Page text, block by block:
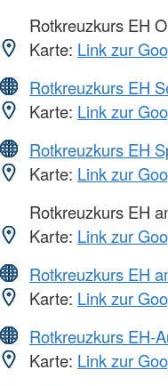
Rotkreuzkurs EH
Karte: Link zur
Rotkreuzkurs EH
Karte: Link zur
Rotkreuzkurs EH
Karte: Link zur
Rotkreuzkurs EH
Karte: Link zur
Rotkreuzkurs EH
Karte: Link zur
Rotkreuzkurs EH-
Karte: Link zur